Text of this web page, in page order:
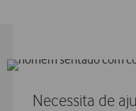
Necessita de